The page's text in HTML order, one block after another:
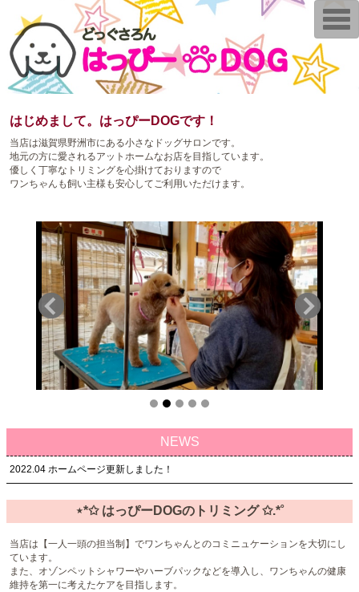
はじめまして。はっぴーDOGです！
当店は滋賀県野洲市にある小さなドッグサロンです。
地元の方に愛されるアットホームなお店を目指しています。
優しく丁寧なトリミングを心掛けておりますので
ワンちゃんも飼い主様も安心してご利用いただけます。
NEWS
2022.04 ホームページ更新しました！
⋆*✩ はっぴーDOGのトリミング ✩.*˚
当店は【一人一頭の担当制】でワンちゃんとのコミニュケーションを大切にし
ています。
また、オゾンペットシャワーやハーブパックなどを導入し、ワンちゃんの健康
維持を第一に考えたケアを目指します。
T
o
g
e